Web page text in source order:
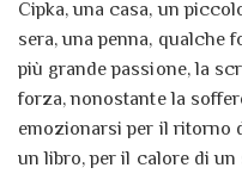
Cipka, una casa, un
sera, una penna, qualche
più grande passione, la
forza, nonostante la
emozionarsi per il ritorno
un libro, per il calore di